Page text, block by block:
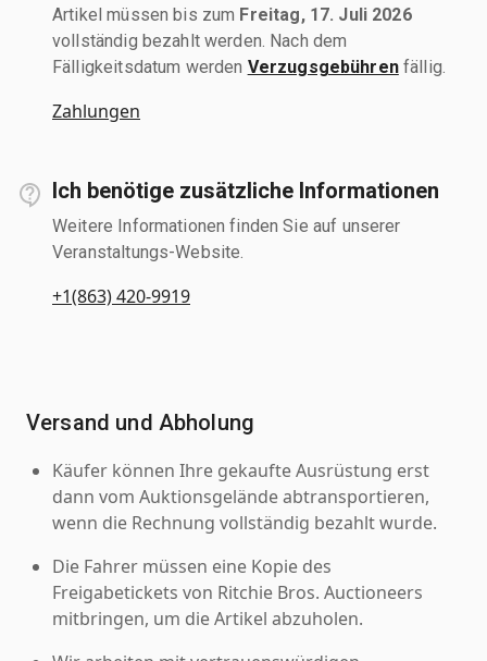
Artikel müssen bis zum Freitag, 17. Juli 2026
vollständig bezahlt werden. Nach dem
Fälligkeitsdatum werden Verzugsgebührenfällig.
Zahlungen
Ich benötige zusätzliche Informationen
Weitere Informationen finden Sie auf unserer
Veranstaltungs-Website.
+1(863) 420-9919
Versand und Abholung
Käufer können Ihre gekaufte Ausrüstung erst
dann vom Auktionsgelände abtransportieren,
wenn die Rechnung vollständig bezahlt wurde.
Die Fahrer müssen eine Kopie des
Freigabetickets von Ritchie Bros. Auctioneers
mitbringen, um die Artikel abzuholen.